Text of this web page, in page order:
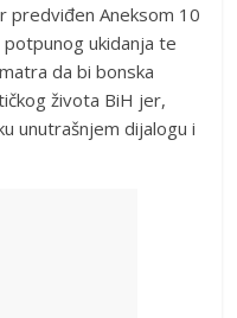
predviđen Aneksom 10
ukidanja te
da bi bonska
života BiH jer,
unutrašnjem dijalogu i